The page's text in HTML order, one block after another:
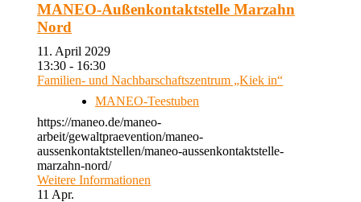
MANEO-Außenkontaktstelle Marzahn
Nord
11. April 2029
13:30 - 16:30
Familien- und Nachbarschaftszentrum „Kiek in“
MANEO-Teestuben
https://maneo.de/maneo-
arbeit/gewaltpraevention/maneo-
aussenkontaktstellen/maneo-aussenkontaktstelle-
marzahn-nord/
Weitere Informationen
11 Apr.